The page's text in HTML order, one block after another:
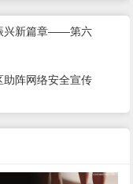
兴新篇章——第六
助阵网络安全宣传